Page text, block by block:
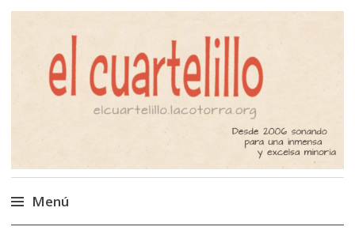
El Cuartelillo
Programa de radio de música
independiente. Podcast
Menú